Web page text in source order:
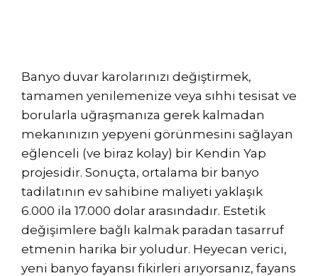
Banyo duvar karolarınızı değiştirmek,
tamamen yenilemenize veya sıhhi tesisat ve
borularla uğraşmanıza gerek kalmadan
mekanınızın yepyeni görünmesini sağlayan
eğlenceli (ve biraz kolay) bir Kendin Yap
projesidir. Sonuçta, ortalama bir banyo
tadilatının ev sahibine maliyeti yaklaşık
6.000 ila 17.000 dolar arasındadır. Estetik
değişimlere bağlı kalmak paradan tasarruf
etmenin harika bir yoludur. Heyecan verici,
yeni banyo fayansı fikirleri arıyorsanız, fayans